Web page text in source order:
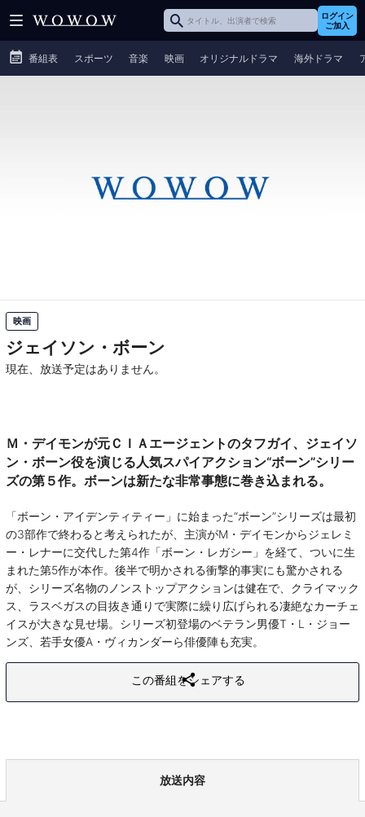
ログイン
ご加入
番組表 スポーツ 音楽 映画 オリジナルドラマ 海外ドラマ
映画
ジェイソン・ボーン
現在、放送予定はありません。
Ｍ・デイモンが元ＣＩＡエージェントのタフガイ、ジェイソ
ン・ボーン役を演じる人気スパイアクション“ボーン”シリー
ズの第５作。ボーンは新たな非常事態に巻き込まれる。
「ボーン・アイデンティティー」に始まった“ボーン”シリーズは最初
の3部作で終わると考えられたが、主演がM・デイモンからジェレミ
ー・レナーに交代した第4作「ボーン・レガシー」を経て、ついに生
まれた第5作が本作。後半で明かされる衝撃的事実にも驚かされる
が、シリーズ名物のノンストップアクションは健在で、クライマック
ス、ラスベガスの目抜き通りで実際に繰り広げられる凄絶なカーチェ
イスが大きな見せ場。シリーズ初登場のベテラン男優T・L・ジョー
ンズ、若手女優A・ヴィカンダーら俳優陣も充実。
この番組をシェアする
放送内容